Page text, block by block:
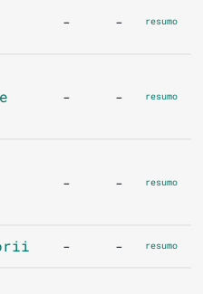
- - resumo
- - resumo
- - resumo
- - resumo